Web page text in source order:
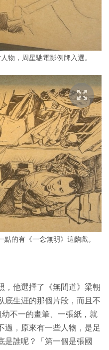
物，周星馳電影例牌入選。
的有《一念無明》這齣戲。
，他選擇了《無間道》梁朝
底生涯的那個片段，而且不
不一的畫筆、一張紙，就
過，原來有一些人物，是足
是誰呢？「第一個是張國